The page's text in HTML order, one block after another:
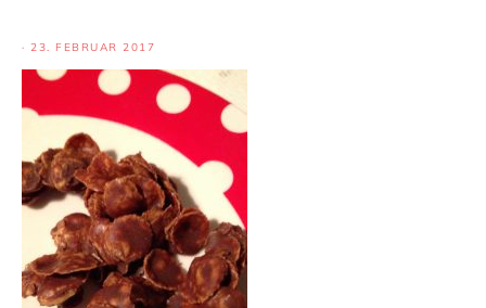
· 23. FEBRUAR 2017